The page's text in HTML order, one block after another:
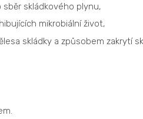
skládkového plynu,
mikrobiální život,
skládky a způsobem zakrytí